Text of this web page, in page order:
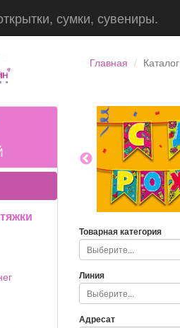
сумки, сувениры.
Главная Каталог
Товарная категория
Линия
Адресат